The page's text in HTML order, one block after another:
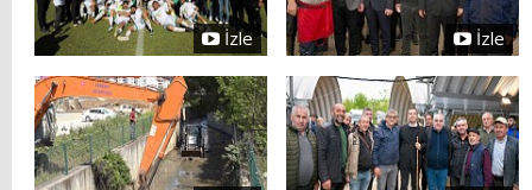
İzle İzle